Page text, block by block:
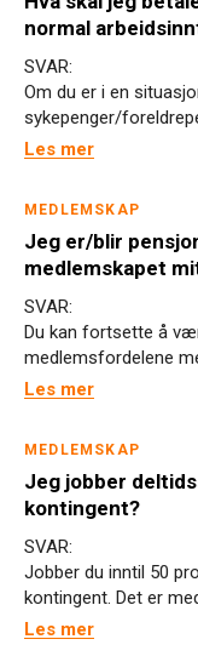
normal
SVAR:
Om du er i en
sykepenger/
Les mer
MEDLEMSKAP
Jeg er/blir
medlemskapet
SVAR:
Du kan fortsette å
medlemsfordelene
Les mer
MEDLEMSKAP
Jeg jobber
kontingent?
SVAR:
Jobber du inntil 50
kontingent. Det er
Les mer